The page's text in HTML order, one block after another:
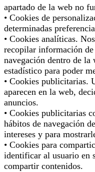
apartado de la web no
• Cookies de
determinadas
• Cookies analíticas.
recopilar información
navegación dentro de la
estadístico para poder
• Cookies publicitarias.
aparecen en la web,
anuncios.
• Cookies publicitarias
hábitos de navegación
intereses y para
• Cookies para
identificar al usuario en
compartir contenidos.